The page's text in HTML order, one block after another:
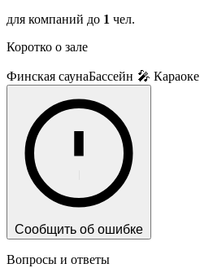
для компаний до 1 чел.
Коротко о зале
Финская саунаБассейн 🎤 Караоке
Сообщить об ошибке
Вопросы и ответы